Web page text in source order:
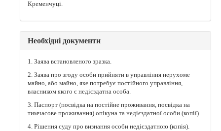
Кременчуці.
Необхідні документи
1. Заява встановленого зразка.
2. Заява про згоду особи прийняти в управління нерухоме
майно, або майно, яке потребує постійного управління,
власником якого є недієздатна особа.
3. Паспорт (посвідка на постійне проживання, посвідка на
тимчасове проживання) опікуна та недієздатної особи (копії).
4. Рішення суду про визнання особи недієздатною (копія).